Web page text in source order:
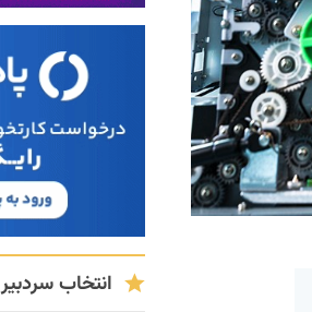
انتخاب سردبیر